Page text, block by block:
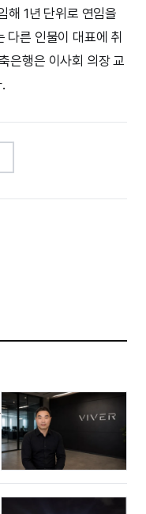
해 1년 단위로 연임을
다른 인물이 대표에 취
은행은 이사회 의장 교